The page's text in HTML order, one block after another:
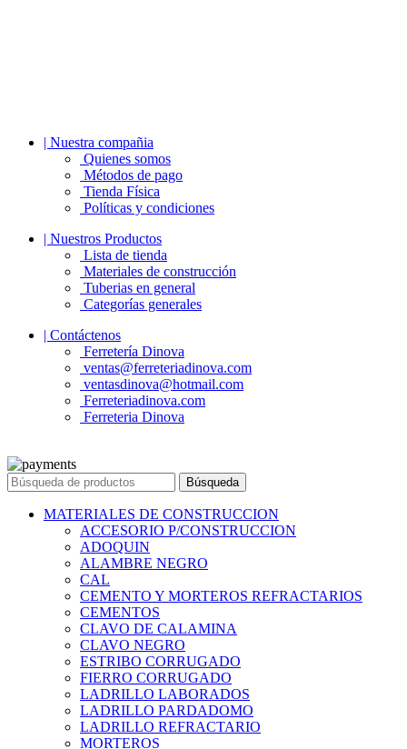
| Nuestra compañia
Quienes somos
Métodos de pago
Tienda Física
Políticas y condiciones
| Nuestros Productos
Lista de tienda
Materiales de construcción
Tuberias en general
Categorías generales
| Contáctenos
Ferretería Dinova
ventas@ferreteriadinova.com
ventasdinova@hotmail.com
Ferreteriadinova.com
Ferreteria Dinova
Búsqueda
MATERIALES DE CONSTRUCCION
ACCESORIO P/CONSTRUCCION
ADOQUIN
ALAMBRE NEGRO
CAL
CEMENTO Y MORTEROS REFRACTARIOS
CEMENTOS
CLAVO DE CALAMINA
CLAVO NEGRO
ESTRIBO CORRUGADO
FIERRO CORRUGADO
LADRILLO LABORADOS
LADRILLO PARDADOMO
LADRILLO REFRACTARIO
MORTEROS